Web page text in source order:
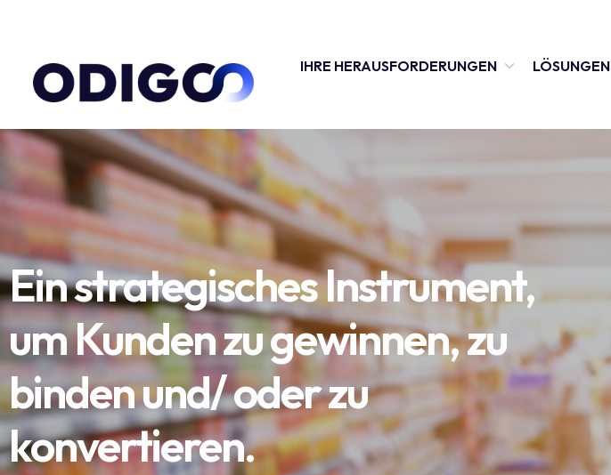
IHRE HERAUSFORDERUNGEN LÖSUNGEN
Ein strategisches Instrument,
um Kunden zu gewinnen, zu
binden und/ oder zu
konvertieren.